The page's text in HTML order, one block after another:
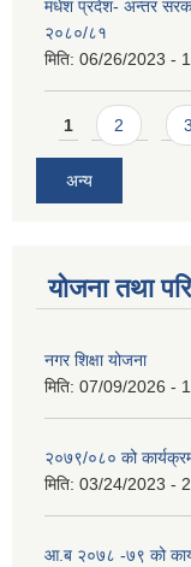
मधेश प्रदेश- अन्तर
२०८०/८१
मिति: 06/26/2023 -
Pages
1 2 3
अन्य
योजना तथा
नगर शिक्षा योजना
मिति: 07/09/2026 -
२०७९/०८० को
मिति: 03/24/2023 -
आ.ब २०७८ -७९ को